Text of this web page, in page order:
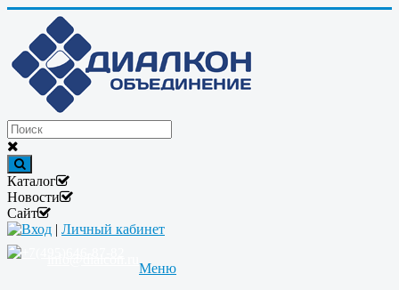
Каталог
Новости
Сайт
Вход | Личный кабинет
Меню